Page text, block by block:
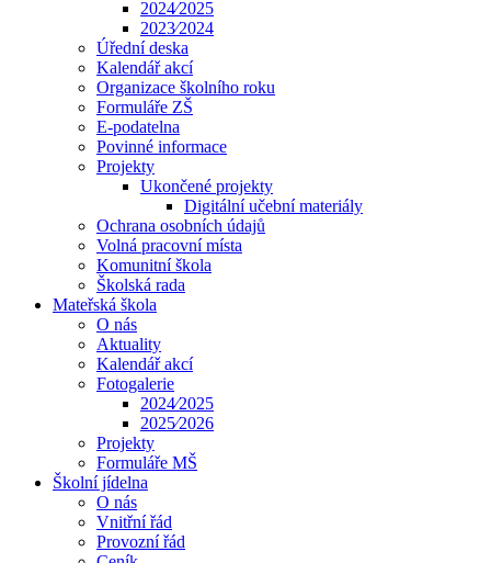
2024⁄2025
2023⁄2024
Úřední deska
Kalendář akcí
Organizace školního roku
Formuláře ZŠ
E-podatelna
Povinné informace
Projekty
Ukončené projekty
Digitální učební materiály
Ochrana osobních údajů
Volná pracovní místa
Komunitní škola
Školská rada
Mateřská škola
O nás
Aktuality
Kalendář akcí
Fotogalerie
2024⁄2025
2025⁄2026
Projekty
Formuláře MŠ
Školní jídelna
O nás
Vnitřní řád
Provozní řád